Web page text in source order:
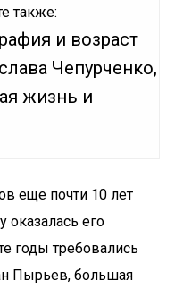
также:
и возраст
Чепурченко,
жизнь и
еще почти 10 лет
оказалась его
годы требовались
Пырьев, большая